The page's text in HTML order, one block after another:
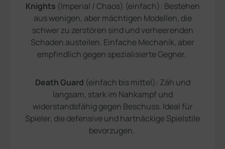
Knights (Imperial / Chaos) (einfach): Bestehen
aus wenigen, aber mächtigen Modellen, die
schwer zu zerstören sind und verheerenden
Schaden austeilen. Einfache Mechanik, aber
empfindlich gegen spezialisierte Gegner.
Death Guard (einfach bis mittel): Zäh und
langsam, stark im Nahkampf und
widerstandsfähig gegen Beschuss. Ideal für
Spieler, die defensive und hartnäckige Spielstile
bevorzugen.